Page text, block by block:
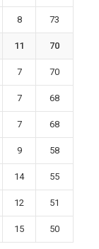
8 73
11 70
7 70
7 68
7 68
9 58
14 55
12 51
15 50